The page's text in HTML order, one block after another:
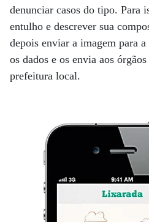
denunciar casos do tipo. Para
entulho e descrever sua
depois enviar a imagem para
os dados e os envia aos
prefeitura local.